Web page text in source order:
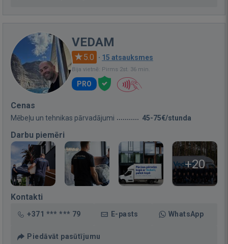
VEDAM
5.0 · 15 atsauksmes
Bija vietnē: Pirms 2st. 36 min.
PRO
Cenas
Mēbeļu un tehnikas pārvadājumi 45-75€/stunda
Darbu piemēri
+20
Kontakti
+371 *** *** 79 E-pasts WhatsApp
Piedāvāt pasūtījumu